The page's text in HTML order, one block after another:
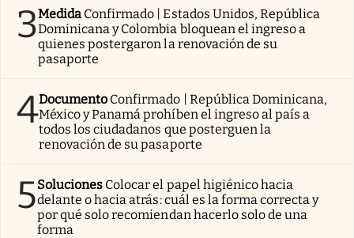
3Medida Confirmado | Estados Unidos, República
Dominicana y Colombia bloquean el ingreso a
quienes postergaron la renovación de su
pasaporte
4Documento Confirmado | República Dominicana,
México y Panamá prohíben el ingreso al país a
todos los ciudadanos que posterguen la
renovación de su pasaporte
5Soluciones Colocar el papel higiénico hacia
delante o hacia atrás: cuál es la forma correcta y
por qué solo recomiendan hacerlo solo de una
forma